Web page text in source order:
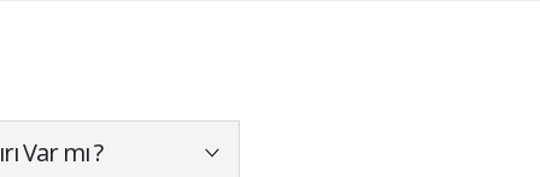
Var mı ?